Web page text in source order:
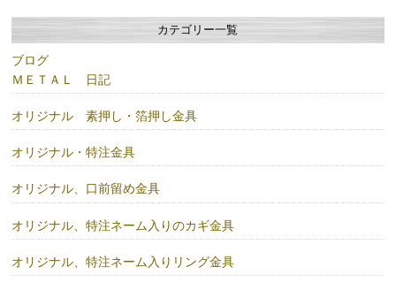
カテゴリー一覧
ブログ
ＭＥＴＡＬ 日記
オリジナル 素押し・箔押し金具
オリジナル・特注金具
オリジナル、口前留め金具
オリジナル、特注ネーム入りのカギ金具
オリジナル、特注ネーム入りリング金具